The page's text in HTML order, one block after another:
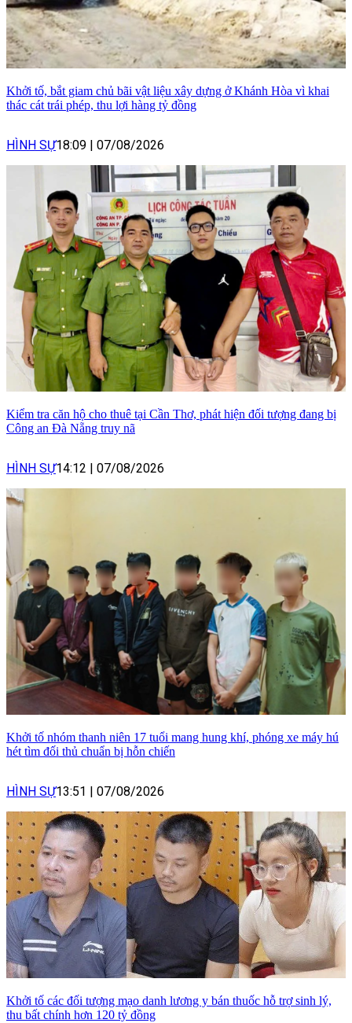
Khởi tố, bắt giam chủ bãi vật liệu xây dựng ở Khánh Hòa vì khai
thác cát trái phép, thu lợi hàng tỷ đồng
HÌNH SỰ18:09 | 07/08/2026
Kiểm tra căn hộ cho thuê tại Cần Thơ, phát hiện đối tượng đang bị
Công an Đà Nẵng truy nã
HÌNH SỰ14:12 | 07/08/2026
Khởi tố nhóm thanh niên 17 tuổi mang hung khí, phóng xe máy hú
hét tìm đối thủ chuẩn bị hỗn chiến
HÌNH SỰ13:51 | 07/08/2026
Khởi tố các đối tượng mạo danh lương y bán thuốc hỗ trợ sinh lý,
thu bất chính hơn 120 tỷ đồng